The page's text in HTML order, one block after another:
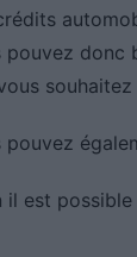
pouvez donc
souhaitez
pouvez
il est possible